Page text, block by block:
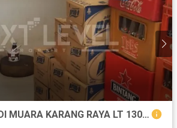
FOR SALE RUKO DI MUARA KARANG RAYA LT 130 Hadap Selatan